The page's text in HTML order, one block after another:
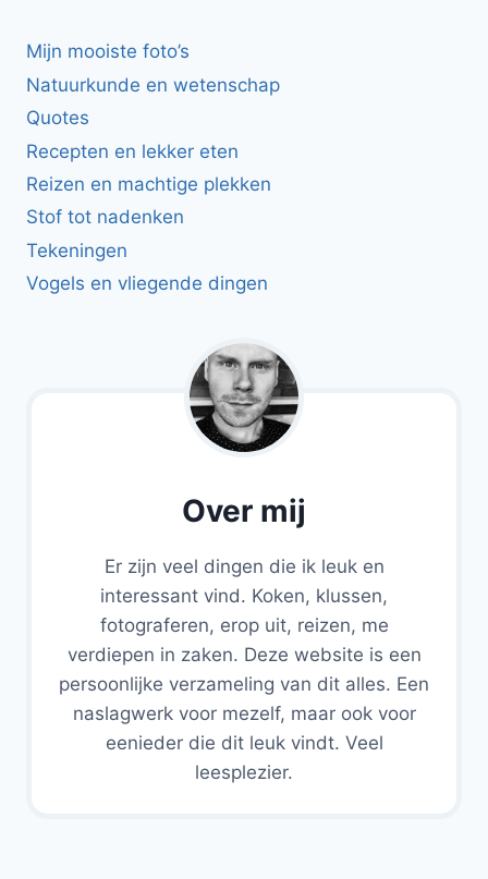
Mijn mooiste foto’s
Natuurkunde en wetenschap
Quotes
Recepten en lekker eten
Reizen en machtige plekken
Stof tot nadenken
Tekeningen
Vogels en vliegende dingen
Over mij
Er zijn veel dingen die ik leuk en
interessant vind. Koken, klussen,
fotograferen, erop uit, reizen, me
verdiepen in zaken. Deze website is een
persoonlijke verzameling van dit alles. Een
naslagwerk voor mezelf, maar ook voor
eenieder die dit leuk vindt. Veel
leesplezier.